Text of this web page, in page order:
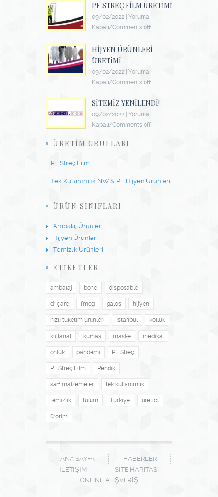
PE STREÇ FILM ÜRETIMI
09/02/2022
Yoruma
Kapalı/Comments off
HIJYEN ÜRÜNLERI
ÜRETIMI
09/02/2022
Yoruma
Kapalı/Comments off
SITEMIZ YENILENDI!
09/02/2022
Yoruma
Kapalı/Comments off
ÜRETIM GRUPLARI
PE Streç Film
Tek Kullanımlık NW & PE Hijyen Ürünleri
ÜRÜN SINIFLARI
Ambalaj Ürünleri
Hijyen Ürünleri
Temizlik Ürünleri
ETİKETLER
ambalaj bone disposable
dr çare fmcg galoş hijyen
hızlı tüketim ürünleri İstanbul kolluk
kullanat kumaş maske medikal
önlük pandemi PE Streç
PE Streç Film Pendik
sarf malzemeler tek kullanımlık
temizlik tulum Türkiye üretici
üretim
ANA SAYFA
HABERLER
İLETIŞIM
SITE HARITASI
ONLINE ALIŞVERİŞ